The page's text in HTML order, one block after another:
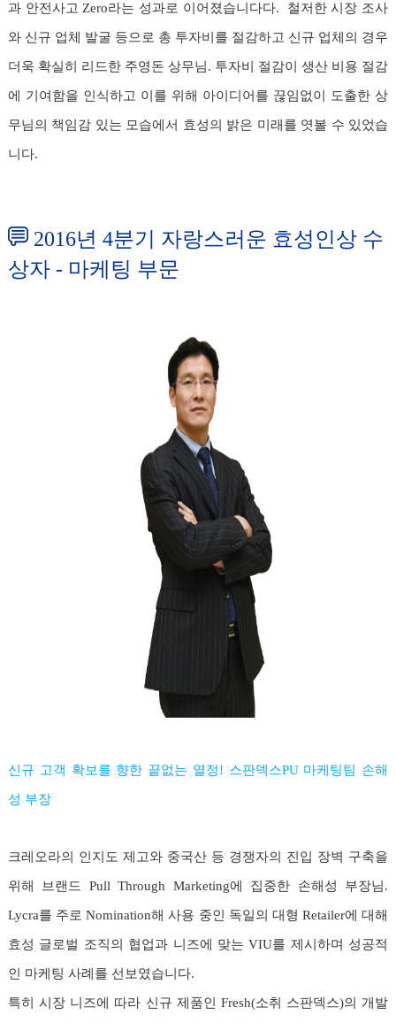
과 안전사고 Zero라는 성과로 이어졌습니다다. 철저한 시장 조사
와 신규 업체 발굴 등으로 총 투자비를 절감하고 신규 업체의 경우
더욱 확실히 리드한 주영돈 상무님. 투자비 절감이 생산 비용 절감
에 기여함을 인식하고 이를 위해 아이디어를 끊임없이 도출한 상
무님의 책임감 있는 모습에서 효성의 밝은 미래를 엿볼 수 있었습
니다.
2016년 4분기 자랑스러운 효성인상 수
상자 - 마케팅 부문
신규 고객 확보를 향한 끝없는 열정! 스판덱스PU 마케팅팀 손해
성 부장
크레오라의 인지도 제고와 중국산 등 경쟁자의 진입 장벽 구축을
위해 브랜드 Pull Through Marketing에 집중한 손해성 부장님.
Lycra를 주로 Nomination해 사용 중인 독일의 대형 Retailer에 대해
효성 글로벌 조직의 협업과 니즈에 맞는 VIU를 제시하며 성공적
인 마케팅 사례를 선보였습니다.
특히 시장 니즈에 따라 신규 제품인 Fresh(소취 스판덱스)의 개발